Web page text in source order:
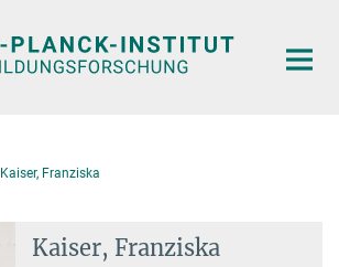
Kaiser, Franziska
Kaiser, Franziska